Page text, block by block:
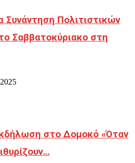
Συνάντηση Πολιτιστικών
Σαββατοκύριακο στη
στο Δομοκό «Όταν